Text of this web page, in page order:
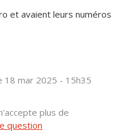
et avaient leurs numéros
18 mar 2025 - 15h35
plus de
question